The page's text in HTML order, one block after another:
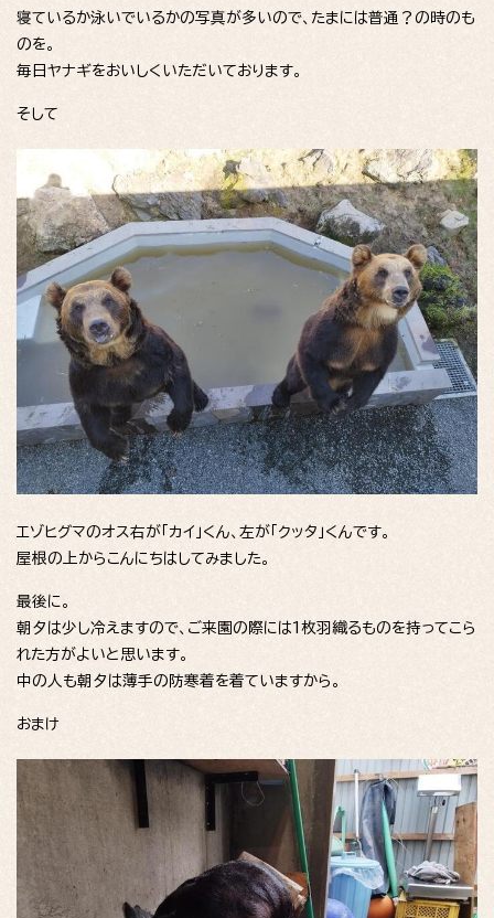
寝ているか泳いでいるかの写真が多いので、たまには普通？の時のも
のを。
毎日ヤナギをおいしくいただいております。
そして
エゾヒグマのオス右が「カイ」くん、左が「クッタ」くんです。
屋根の上からこんにちはしてみました。
最後に。
朝夕は少し冷えますので、ご来園の際には1枚羽織るものを持ってこら
れた方がよいと思います。
中の人も朝夕は薄手の防寒着を着ていますから。
おまけ